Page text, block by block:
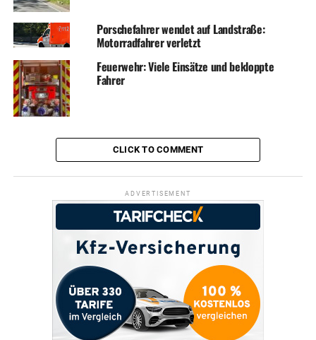
Porschefahrer wendet auf Landstraße:
Motorradfahrer verletzt
Feuerwehr: Viele Einsätze und bekloppte
Fahrer
CLICK TO COMMENT
ADVERTISEMENT